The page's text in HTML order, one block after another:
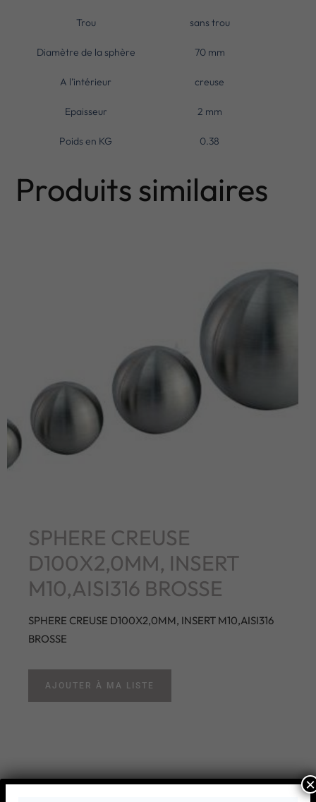
Trou sans trou
Diamètre de la sphère 70 mm
A l’intérieur creuse
Epaisseur 2 mm
Poids en KG 0.38
Produits similaires
SPHERE CREUSE
D100X2,0MM, INSERT
M10,AISI316 BROSSE
SPHERE CREUSE D100X2,0MM, INSERT M10,AISI316
BROSSE
AJOUTER À MA LISTE
×